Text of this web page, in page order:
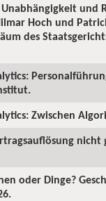
Hoch und
des
Zwischen
oder Dinge?